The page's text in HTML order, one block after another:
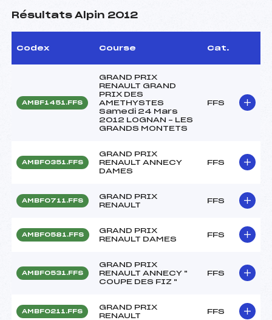
Résultats Alpin 2012
Codex Course Cat.
AMBF1451.FFS
GRAND PRIX
RENAULT GRAND
PRIX DES
AMETHYSTES
Samedi 24 Mars
2012 LOGNAN – LES
GRANDS MONTETS
FFS
AMBF0351.FFS
GRAND PRIX
RENAULT ANNECY
DAMES
FFS
AMBF0711.FFS
GRAND PRIX
RENAULT
FFS
AMBF0581.FFS
GRAND PRIX
RENAULT DAMES
FFS
AMBF0531.FFS
GRAND PRIX
RENAULT ANNECY "
COUPE DES FIZ "
FFS
AMBF0211.FFS
GRAND PRIX
RENAULT
FFS